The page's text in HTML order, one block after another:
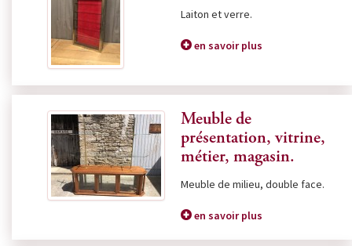
Laiton et verre.
en savoir plus
Meuble de
présentation, vitrine,
métier, magasin.
Meuble de milieu, double face.
en savoir plus